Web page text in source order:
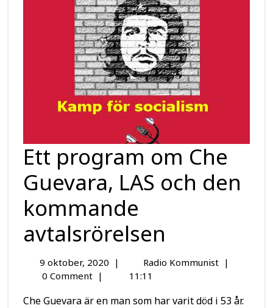
Ett program om Che
Guevara, LAS och den
kommande
avtalsrörelsen
9 oktober, 2020 | Radio Kommunist |
0 Comment | 11:11
Che Guevara är en man som har varit död i 53 år.